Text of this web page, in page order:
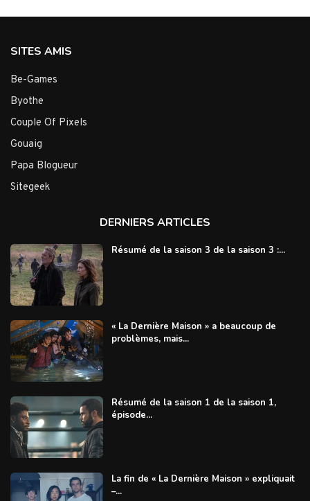
SITES AMIS
Be-Games
Byothe
Couple Of Pixels
Gouaig
Papa Blogueur
Sitegeek
DERNIERS ARTICLES
Résumé de la saison 3 de la saison 3 :...
« La Dernière Maison » a beaucoup de
problèmes, mais...
Résumé de la saison 1 de la saison 1,
épisode...
La fin de « La Dernière Maison » expliquait
–...